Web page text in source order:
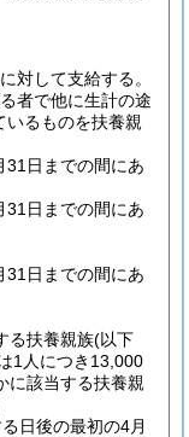
対して支給する。
者で他に生計の途
いるものを扶養親
31日までの間にあ
31日までの間にあ
31日までの間にあ
る扶養親族(以下
1人につき13,000
に該当する扶養親
日後の最初の4月